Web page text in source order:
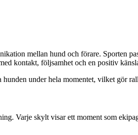
mellan hund och förare. Sporten
kontakt, följsamhet och en positiv
under hela momentet, vilket gör
Varje skylt visar ett moment som